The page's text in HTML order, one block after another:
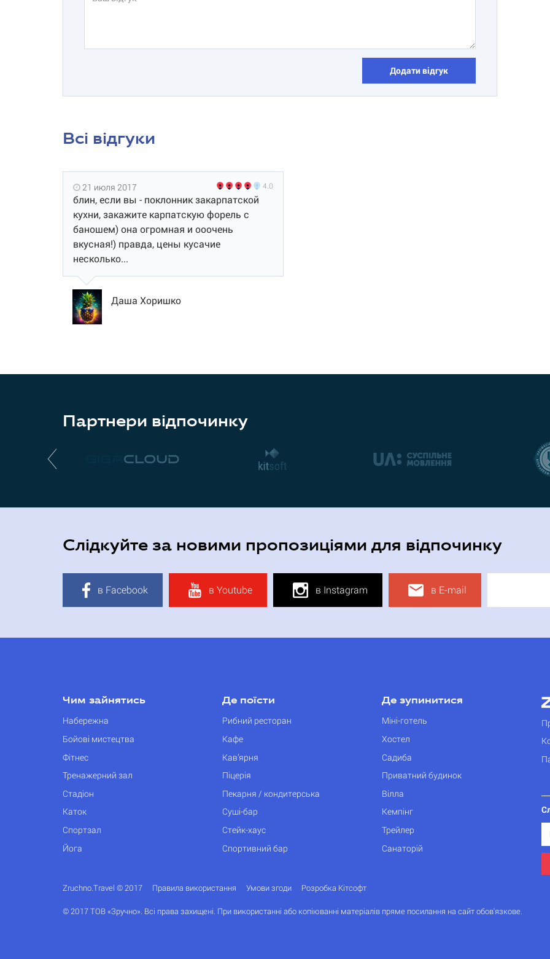
Додати відгук
Всі відгуки
21 июля 2017 4.0
блин, если вы - поклонник закарпатской
кухни, закажите карпатскую форель с
баношем) она огромная и ооочень
вкусная!) правда, цены кусачие
несколько...
Даша Хоришко
Партнери відпочинку
Слідкуйте за новими пропозиціями для відпочинку
в Facebook в Youtube в Instagram в E-mail
Чим зайнятись
Набережна
Бойові мистецтва
Фітнес
Тренажерний зал
Стадіон
Каток
Спортзал
Йога
Де поїсти
Рибний ресторан
Кафе
Кав’ярня
Піцерія
Пекарня / кондитерська
Суші-бар
Стейк-хаус
Спортивний бар
Де зупинитися
Міні-готель
Хостел
Садиба
Приватний будинок
Вілла
Кемпінг
Трейлер
Санаторій
Zruchno.Travel © 2017 Правила використання Умови згоди Розробка Кітсофт
© 2017 ТОВ «Зручно». Всі права захищені. При використанні або копіюванні матеріалів пряме посилання на сайт обов'язкове.